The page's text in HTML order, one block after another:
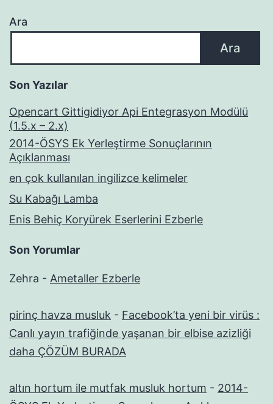
Ara
Ara
Son Yazılar
Opencart Gittigidiyor Api Entegrasyon Modülü
(1.5.x – 2.x)
2014-ÖSYS Ek Yerleştirme Sonuçlarının
Açıklanması
en çok kullanılan ingilizce kelimeler
Su Kabağı Lamba
Enis Behiç Koryürek Eserlerini Ezberle
Son Yorumlar
Zehra - Ametaller Ezberle
pirinç havza musluk - Facebook’ta yeni bir virüs :
Canlı yayın trafiğinde yaşanan bir elbise azizliği
daha ÇÖZÜM BURADA
altın hortum ile mutfak musluk hortum - 2014-